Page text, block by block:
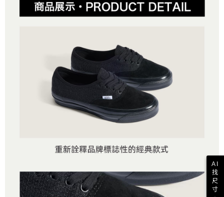
AI
找
尺
寸